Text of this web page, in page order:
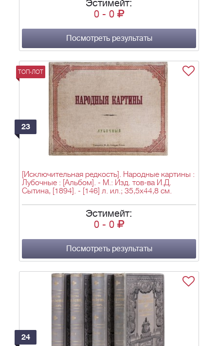
Эстимейт:
0 - 0
Посмотреть результаты
ТОП-ЛОТ
23
[Исключительная редкость]. Народные картины :
Лубочные : [Альбом]. - М.: Изд. тов-ва И.Д.
Сытина, [1894]. - [146] л. ил.; 35,5х44,8 см.
Эстимейт:
0 - 0
Посмотреть результаты
24